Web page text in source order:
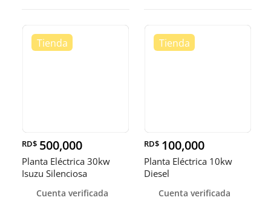
RD$ 500,000
Planta Eléctrica 30kw
Isuzu Silenciosa
Cuenta verificada
RD$ 100,000
Planta Eléctrica 10kw
Diesel
Cuenta verificada